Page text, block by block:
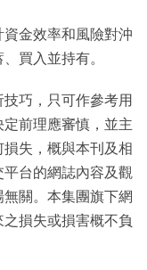
金效率和風險對沖
買入並持有。
巧，只可作參考用
前理應審慎，並主
失，概與本刊及相
台的網誌內容及觀
關。本集團旗下網
損失或損害概不負